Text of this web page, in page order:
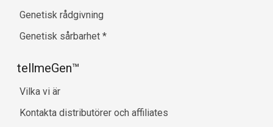
Genetisk rådgivning
Genetisk sårbarhet *
tellmeGen™
Vilka vi är
Kontakta distributörer och affiliates